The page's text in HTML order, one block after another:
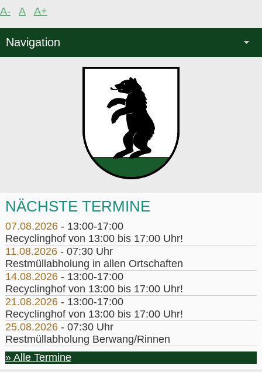
A- A A+
Navigation
NÄCHSTE TERMINE
07.08.2026- 13:00-17:00
Recyclinghof von 13:00 bis 17:00 Uhr!
11.08.2026- 07:30 Uhr
Restmüllabholung in allen Ortschaften
14.08.2026- 13:00-17:00
Recyclinghof von 13:00 bis 17:00 Uhr!
21.08.2026- 13:00-17:00
Recyclinghof von 13:00 bis 17:00 Uhr!
25.08.2026- 07:30 Uhr
Restmüllabholung Berwang/Rinnen
» Alle Termine